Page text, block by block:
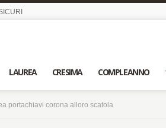
LAUREA CRESIMA COMPLEANNO
portachiavi corona alloro scatola